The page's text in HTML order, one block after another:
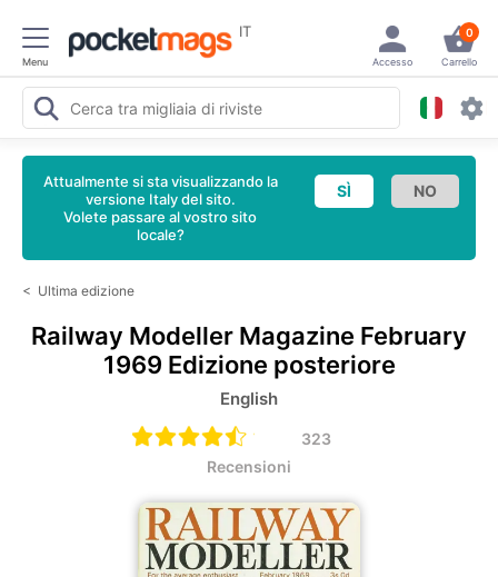
Menu
IT 0
Carrello
Accesso
Attualmente si sta visualizzando la
versione Italy del sito.
Volete passare al vostro sito
locale?
< Ultima edizione
Railway Modeller Magazine February
1969 Edizione posteriore
English
323
Recensioni